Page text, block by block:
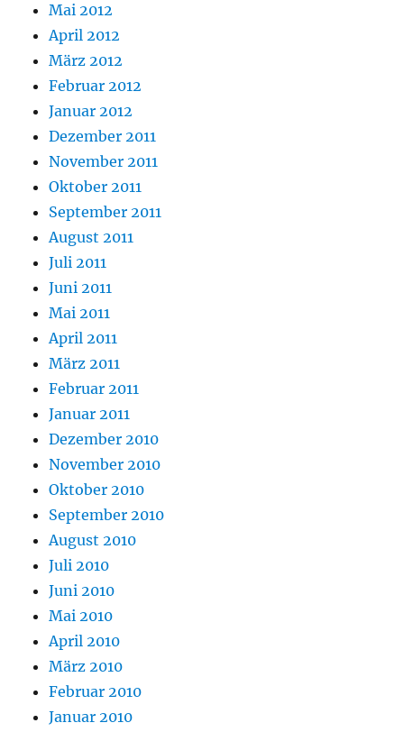
Mai 2012
April 2012
März 2012
Februar 2012
Januar 2012
Dezember 2011
November 2011
Oktober 2011
September 2011
August 2011
Juli 2011
Juni 2011
Mai 2011
April 2011
März 2011
Februar 2011
Januar 2011
Dezember 2010
November 2010
Oktober 2010
September 2010
August 2010
Juli 2010
Juni 2010
Mai 2010
April 2010
März 2010
Februar 2010
Januar 2010